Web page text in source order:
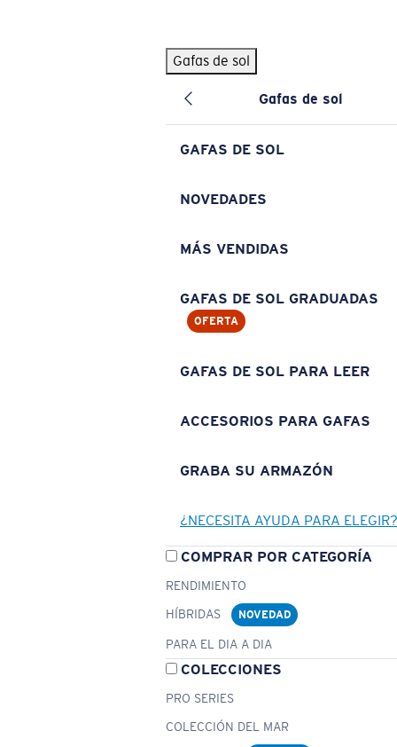
Gafas de sol
Gafas de sol
GAFAS DE SOL
NOVEDADES
MÁS VENDIDAS
GAFAS DE SOL GRADUADAS
OFERTA
GAFAS DE SOL PARA LEER
ACCESORIOS PARA GAFAS
GRABA SU ARMAZÓN
¿NECESITA AYUDA PARA ELEGIR?
COMPRAR POR CATEGORÍA
RENDIMIENTO
HÍBRIDAS
NOVEDAD
PARA EL DIA A DIA
COLECCIONES
PRO SERIES
COLECCIÓN DEL MAR
BÚSQUEDAS POPULARES
Pilothouse PRO Limited Edition Pack Exclusivo
Gafas de sol personalizadas
Los más vendidos de gafas de sol